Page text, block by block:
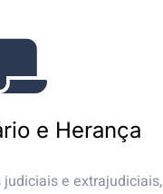
e Herança
judiciais e extrajudiciais,